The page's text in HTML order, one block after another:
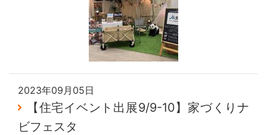
2023年09月05日
【住宅イベント出展9/9-10】家づくりナ
ビフェスタ